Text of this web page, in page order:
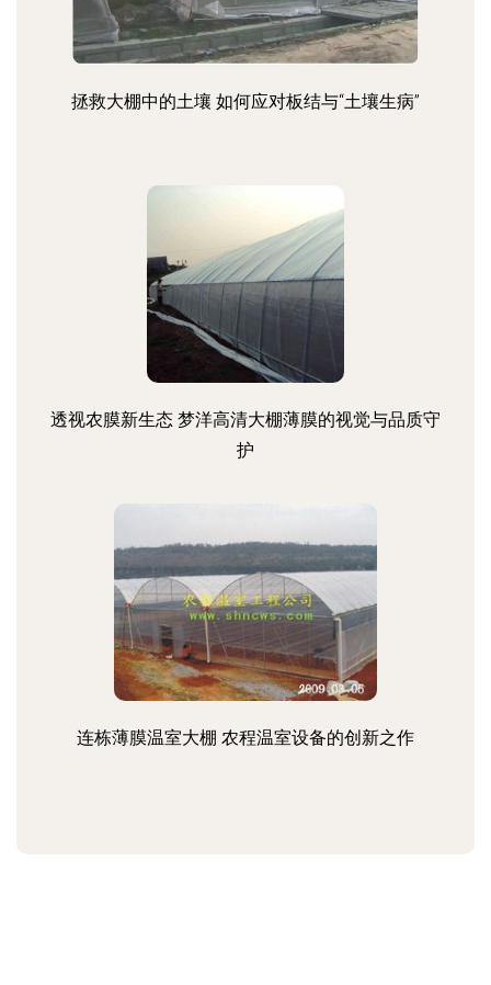
拯救大棚中的土壤 如何应对板结与“土壤生病”
透视农膜新生态 梦洋高清大棚薄膜的视觉与品质守
护
连栋薄膜温室大棚 农程温室设备的创新之作